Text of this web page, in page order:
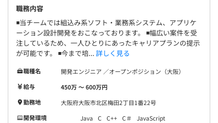
職務内容
◾️当チームでは組込み系ソフト・業務系システム、アプリケ
ーション設計開発をおこなっております。 ◾️幅広い案件を受
注しているため、一人ひとりにあったキャリアプランの提示
が可能です。 ◾️今まで培... 詳しく見る
職種名
開発エンジニア ／オープンポジション（大阪）
給与
450万 〜 600万円
勤務地
大阪府大阪市北区梅田2丁目1番22号
開発環境
Java C C++ C＃
JavaScript